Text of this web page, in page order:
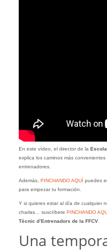
En este vídeo, el director de la
explica los caminos más
entrenadores.
Además, PINCHANDO AQUÍ puedes
para empezar tu formación.
Y si quieres estar al día de cualquier
charlas… suscríbete PINCHANDO
Tècnic d’Entrenadors de la FFCV.
Una